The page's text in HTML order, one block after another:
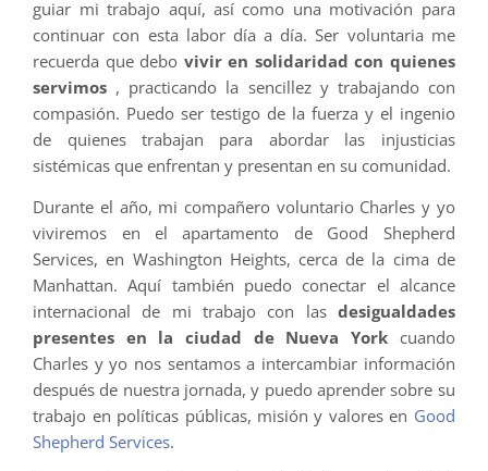
guiar mi trabajo aquí, así como una motivación para
continuar con esta labor día a día. Ser voluntaria me
recuerda que debo vivir en solidaridad con quienes
servimos , practicando la sencillez y trabajando con
compasión. Puedo ser testigo de la fuerza y el ingenio
de quienes trabajan para abordar las injusticias
sistémicas que enfrentan y presentan en su comunidad.
Durante el año, mi compañero voluntario Charles y yo
viviremos en el apartamento de Good Shepherd
Services, en Washington Heights, cerca de la cima de
Manhattan. Aquí también puedo conectar el alcance
internacional de mi trabajo con las desigualdades
presentes en la ciudad de Nueva York cuando
Charles y yo nos sentamos a intercambiar información
después de nuestra jornada, y puedo aprender sobre su
trabajo en políticas públicas, misión y valores en Good
Shepherd Services.